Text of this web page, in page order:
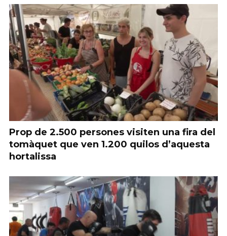
Prop de 2.500 persones visiten una fira del
tomàquet que ven 1.200 quilos d’aquesta
hortalissa